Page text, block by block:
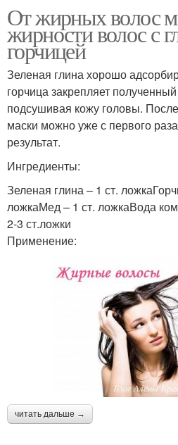
От жирных волос
жирности волос с
горчицей
Зеленая глина хорошо
горчица закрепляет
подсушивая кожу головы.
маски можно уже с первого
результат.
Ингредиенты:
Зеленая глина – 1 ст.
ложкаМед – 1 ст. ложкаВода
2-3 ст.ложки
Применение:
читать дальше →